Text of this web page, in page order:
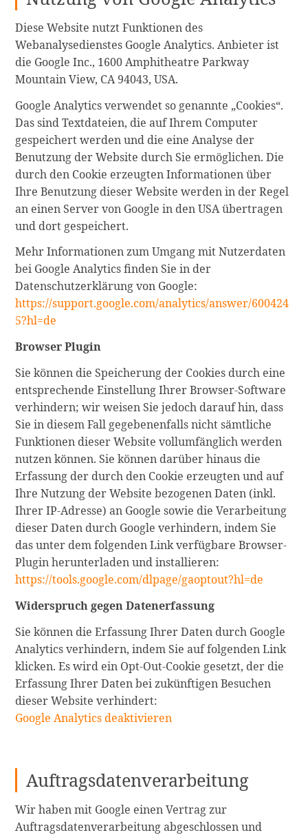
Diese Website nutzt Funktionen des
Webanalysedienstes Google Analytics. Anbieter ist
die Google Inc., 1600 Amphitheatre Parkway
Mountain View, CA 94043, USA.
Google Analytics verwendet so genannte „Cookies“.
Das sind Textdateien, die auf Ihrem Computer
gespeichert werden und die eine Analyse der
Benutzung der Website durch Sie ermöglichen. Die
durch den Cookie erzeugten Informationen über
Ihre Benutzung dieser Website werden in der Regel
an einen Server von Google in den USA übertragen
und dort gespeichert.
Mehr Informationen zum Umgang mit Nutzerdaten
bei Google Analytics finden Sie in der
Datenschutzerklärung von Google:
https://support.google.com/analytics/answer/600424
5?hl=de
Browser Plugin
Sie können die Speicherung der Cookies durch eine
entsprechende Einstellung Ihrer Browser-Software
verhindern; wir weisen Sie jedoch darauf hin, dass
Sie in diesem Fall gegebenenfalls nicht sämtliche
Funktionen dieser Website vollumfänglich werden
nutzen können. Sie können darüber hinaus die
Erfassung der durch den Cookie erzeugten und auf
Ihre Nutzung der Website bezogenen Daten (inkl.
Ihrer IP-Adresse) an Google sowie die Verarbeitung
dieser Daten durch Google verhindern, indem Sie
das unter dem folgenden Link verfügbare Browser-
Plugin herunterladen und installieren:
https://tools.google.com/dlpage/gaoptout?hl=de
Widerspruch gegen Datenerfassung
Sie können die Erfassung Ihrer Daten durch Google
Analytics verhindern, indem Sie auf folgenden Link
klicken. Es wird ein Opt-Out-Cookie gesetzt, der die
Erfassung Ihrer Daten bei zukünftigen Besuchen
dieser Website verhindert:
Google Analytics deaktivieren
Auftragsdatenverarbeitung
Wir haben mit Google einen Vertrag zur
Auftragsdatenverarbeitung abgeschlossen und